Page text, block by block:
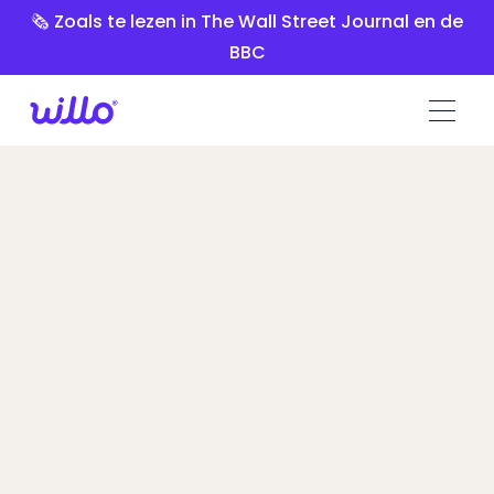
Please
includes
🗞️ Zoals te lezen in The Wall Street Journal en de
BBC